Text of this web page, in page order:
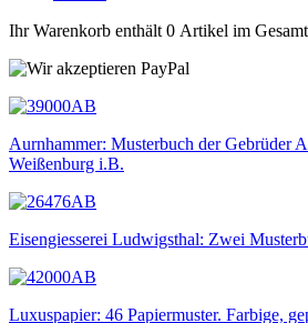
Ihr Warenkorb enthält 0 Artikel im
Aurnhammer: Musterbuch der Gebrüder
Weißenburg i.B.
Eisengiesserei Ludwigsthal: Zwei
Luxuspapier: 46 Papiermuster. Farbige,